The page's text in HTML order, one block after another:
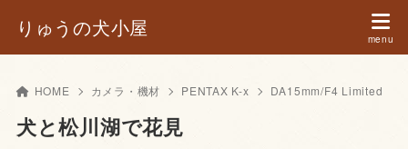
りゅうの犬小屋
HOME カメラ・機材 PENTAX K-x DA15mm/F4 Limited
犬と松川湖で花見